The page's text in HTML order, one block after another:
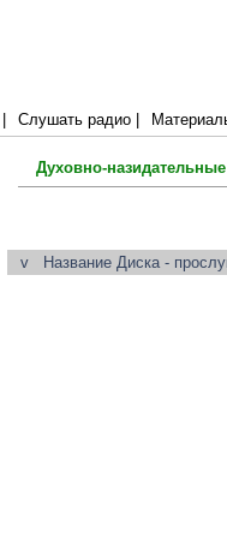
Слушать радио |
Духовно-
v Название Диска -